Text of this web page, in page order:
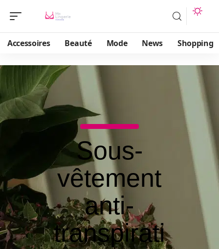
Accessoires Beauté Mode News Shopping
Sous-
vêtement
anti-
transpirati